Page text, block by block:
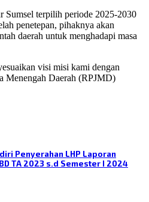
Sumsel terpilih periode 2025-2030
penetepan, pihaknya akan
daerah untuk menghadapi masa
visi misi kami dengan
Menengah Daerah (RPJMD)
Penyerahan LHP Laporan
TA 2023 s.d Semester I 2024